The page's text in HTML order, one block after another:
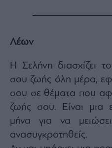
Λέων
Η Σελήνη διασχίζει
σου ζωής όλη μέρα,
σου σε θέματα που
ζωής σου. Είναι μια
μήνα για να
ανασυγκροτηθείς.